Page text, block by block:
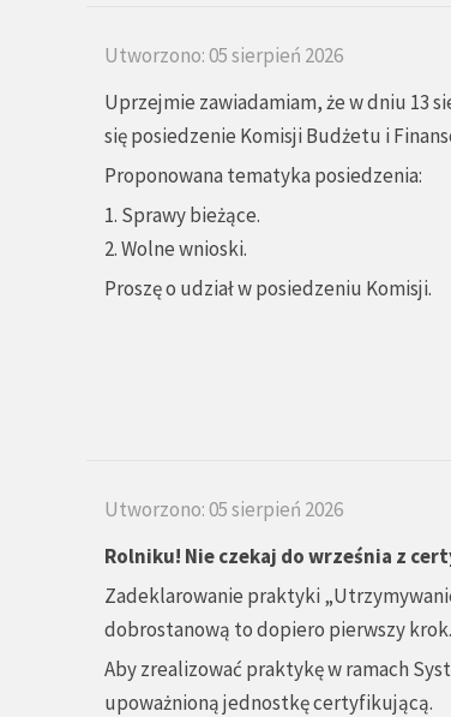
Utworzono: 05 sierpień 2026
Uprzejmie zawiadamiam, że w dniu 13
się posiedzenie Komisji Budżetu i
Proponowana tematyka posiedzenia:
1. Sprawy bieżące.
2. Wolne wnioski.
Proszę o udział w posiedzeniu Komisji.
Utworzono: 05 sierpień 2026
Rolniku! Nie czekaj do września z
Zadeklarowanie praktyki
dobrostanową to dopiero pierwszy krok.
Aby zrealizować praktykę w ramach
upoważnioną jednostkę certyfikującą.